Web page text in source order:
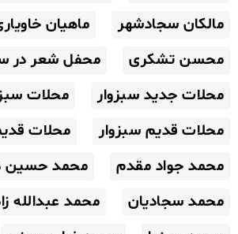
مالکان سجادشهر
ماهیان
محسن تشکری
محفل شعر در
محلات جدید سبزوار
محلات
محلات قدیم سبزوار
محلات
محمد جواد مقدم
محمد حسین
محمد سجادیان
محمد عبدالله